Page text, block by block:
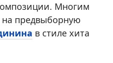
Многим
предвыборную
в стиле хита